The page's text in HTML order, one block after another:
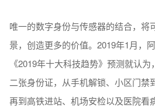
唯一的数字身份与传感器的结合，将
景，创造更多的价值。2019年1月，
《2019年十大科技趋势》预测就认
二张身份证，从手机解锁、小区门禁
再到高铁进站、机场安检以及医院看